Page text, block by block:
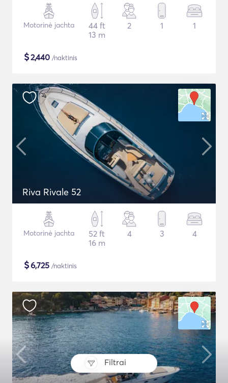
Filtrai
Motorinė jachta
44 ft
13 m
2 1 1
$2,440 /naktinis
Riva Rivale 52
Motorinė jachta
52 ft
16 m
4 3 4
$6,725 /naktinis